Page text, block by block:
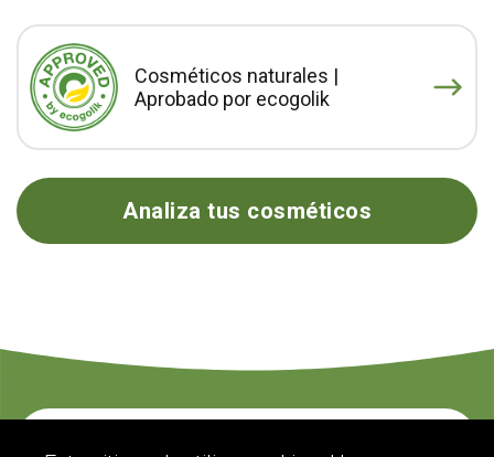
Cosméticos naturales |
Aprobado por ecogolik
Analiza tus cosméticos